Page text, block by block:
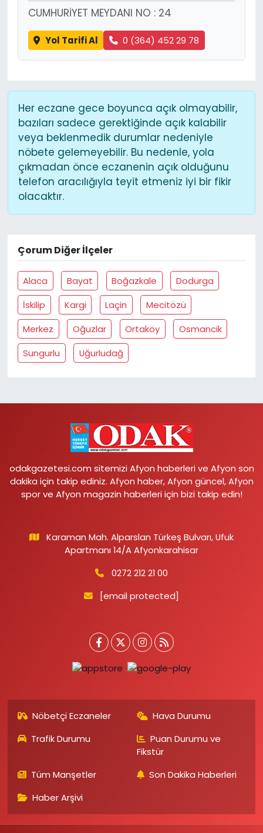
CUMHURİYET MEYDANI NO : 24
Yol Tarifi Al 0 (364) 452 29 78
Her eczane gece boyunca açık olmayabilir,
bazıları sadece gerektiğinde açık kalabilir
veya beklenmedik durumlar nedeniyle
nöbete gelemeyebilir. Bu nedenle, yola
çıkmadan önce eczanenin açık olduğunu
telefon aracılığıyla teyit etmeniz iyi bir fikir
olacaktır.
Çorum Diğer İlçeler
Alaca Bayat Boğazkale
Dodurga
İskilip
Kargi Laçin
Mecitözü
Merkez
Oğuzlar Ortaköy
Osmancik
Sungurlu
Uğurludağ
odakgazetesi.com sitemizi Afyon haberleri ve Afyon son
dakika için takip ediniz. Afyon haber, Afyon güncel, Afyon
spor ve Afyon magazin haberleri için bizi takip edin!
Karaman Mah. Alparslan Türkeş Bulvarı, Ufuk
Apartmanı 14/A Afyonkarahisar
0272 212 21 00
[email protected]
Nöbetçi Eczaneler
Hava Durumu
Trafik Durumu
Puan Durumu ve
Fikstür
Tüm Manşetler
Son Dakika Haberleri
Haber Arşivi